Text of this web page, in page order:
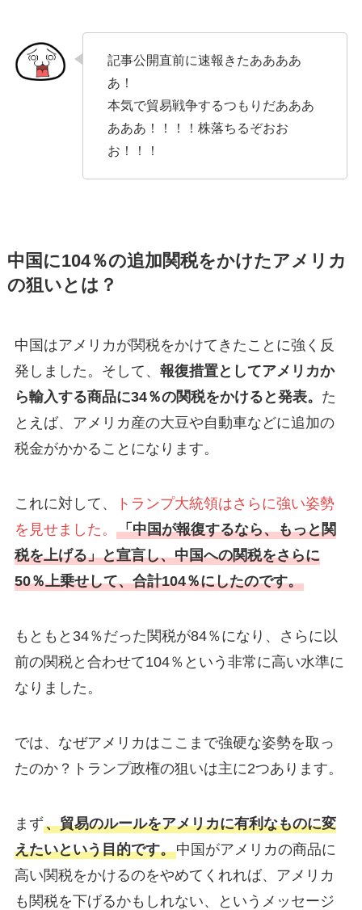
記事公開直前に速報きたああああ
あ！
本気で貿易戦争するつもりだあああ
あああ！！！！株落ちるぞおお
お！！！
中国に104％の追加関税をかけたアメリカ
の狙いとは？
中国はアメリカが関税をかけてきたことに強く反
発しました。そして、 報復措置としてアメリカか
ら輸入する商品に34％の関税をかけると発表。 た
とえば、アメリカ産の大豆や自動車などに追加の
税金がかかることになります。
これに対して、
トランプ大統領はさらに強い姿勢
を見せました。 「中国が報復するなら、もっと関
税を上げる」と宣言し、中国への関税をさらに
50％上乗せして、合計104％にしたのです。
もともと34％だった関税が84％になり、さらに以
前の関税と合わせて104％という非常に高い水準に
なりました。
では、なぜアメリカはここまで強硬な姿勢を取っ
たのか？トランプ政権の狙いは主に2つあります。
まず、貿易のルールをアメリカに有利なものに変
えたいという目的です。中国がアメリカの商品に
高い関税をかけるのをやめてくれれば、アメリカ
も関税を下げるかもしれない、というメッセージ